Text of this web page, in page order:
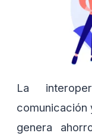
La
comunicación
genera